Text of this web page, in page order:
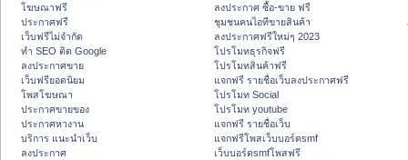
โฆษณาฟรี
ประกาศฟรี
เว็บฟรีไม่จำกัด
ทำ SEO ติด Google
ลงประกาศขาย
เว็บฟรียอดนิยม
โพสโฆษณา
ประกาศขายของ
ประกาศหางาน
บริการ แนะนำเว็บ
ลงประกาศ
ลงประกาศ ซื้อ-ขาย ฟรี
ชุมชนคนไอทีขายสินค้า
ลงประกาศฟรีใหม่ๆ 2023
โปรโมทธุรกิจฟรี
โปรโมทสินค้าฟรี
แจกฟรี รายชื่อเว็บลงประกาศฟรี
โปรโมท Social
โปรโมท youtube
แจกฟรี รายชื่อเว็บ
แจกฟรีโพสเว็บบอร์ดsmf
เว็บบอร์ดsmfโพสฟรี